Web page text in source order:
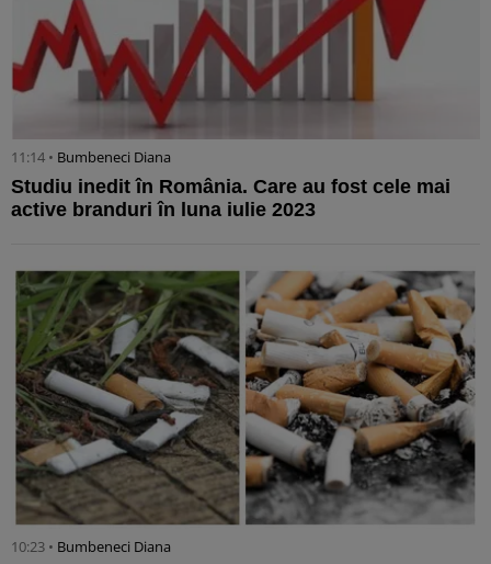
11:14 • Bumbeneci Diana
Studiu inedit în România. Care au fost cele mai
active branduri în luna iulie 2023
10:23 • Bumbeneci Diana